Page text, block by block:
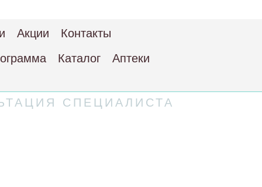
Акции
Контакты
Каталог Аптеки
СПЕЦИАЛИСТА